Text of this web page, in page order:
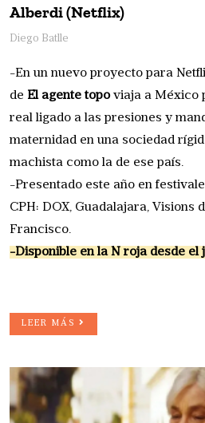
Alberdi (Netflix)
Diego Batlle
-En un nuevo proyecto para
de El agente topoviaja a México
real ligado a las presiones y
maternidad en una sociedad
machista como la de ese país.
-Presentado este año en
CPH: DOX, Guadalajara, Visions
Francisco.
-Disponible en la N roja desde el
LEER MÁS